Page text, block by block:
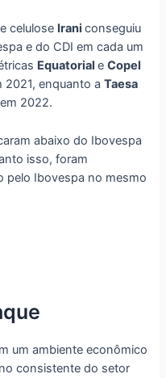
celulose Iraniconseguiu
e do CDI em cada um
EquatorialeCopel
2021, enquanto aTaesa
2022.
abaixo do Ibovespa
isso, foram
pelo Ibovespa no mesmo
um ambiente econômico
consistente do setor